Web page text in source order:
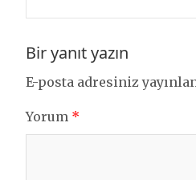
Bir yanıt yazın
E-posta adresiniz
Yorum *